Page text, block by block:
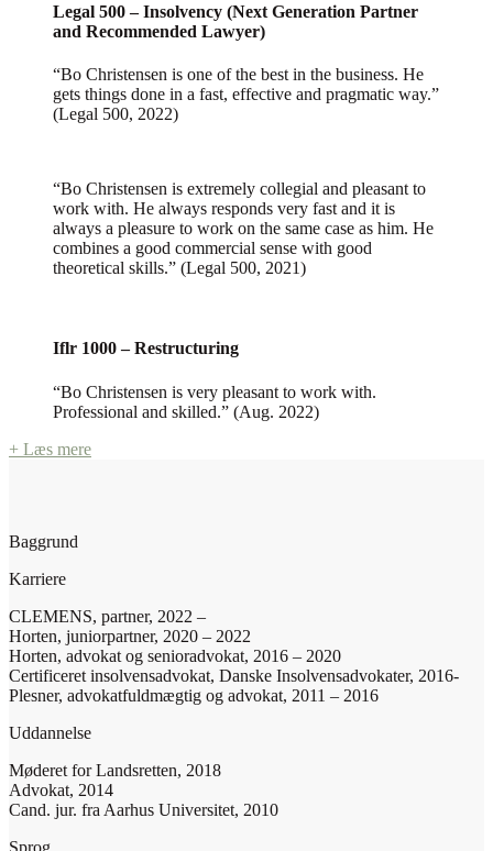
Legal 500 – Insolvency (Next Generation Partner
and Recommended Lawyer)
“Bo Christensen is one of the best in the business. He
gets things done in a fast, effective and pragmatic way.”
(Legal 500, 2022)
“Bo Christensen is extremely collegial and pleasant to
work with. He always responds very fast and it is
always a pleasure to work on the same case as him. He
combines a good commercial sense with good
theoretical skills.” (Legal 500, 2021)
Iflr 1000 – Restructuring
“Bo Christensen is very pleasant to work with.
Professional and skilled.” (Aug. 2022)
+ Læs mere
Baggrund
Karriere
CLEMENS, partner, 2022 –
Horten, juniorpartner, 2020 – 2022
Horten, advokat og senioradvokat, 2016 – 2020
Certificeret insolvensadvokat, Danske Insolvensadvokater, 2016-
Plesner, advokatfuldmægtig og advokat, 2011 – 2016
Uddannelse
Møderet for Landsretten, 2018
Advokat, 2014
Cand. jur. fra Aarhus Universitet, 2010
Sprog